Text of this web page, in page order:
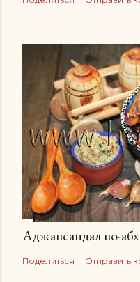
Аджапсандал по-
Поделиться Отправить